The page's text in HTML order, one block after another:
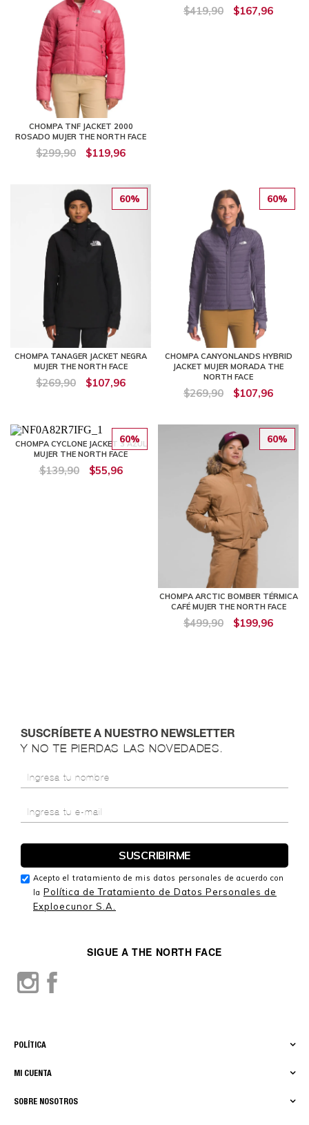
CHOMPA TNF JACKET 2000
ROSADO MUJER THE NORTH FACE
$299,90 $119,96
$419,90 $167,96
60%
CHOMPA TANAGER JACKET NEGRA
MUJER THE NORTH FACE
$269,90 $107,96
60%
CHOMPA CANYONLANDS HYBRID
JACKET MUJER MORADA THE
NORTH FACE
$269,90 $107,96
60%
CHOMPA CYCLONE JACKET 3 AZUL
MUJER THE NORTH FACE
$139,90 $55,96
60%
CHOMPA ARCTIC BOMBER TÉRMICA
CAFÉ MUJER THE NORTH FACE
$499,90 $199,96
SOBRE NOSOTROS
MI CUENTA
POLÍTICA
SIGUE A THE NORTH FACE
SUSCRÍBETE A NUESTRO NEWSLETTER
Y NO TE PIERDAS LAS NOVEDADES.
Acepto el tratamiento de mis datos personales de acuerdo con
la Política de Tratamiento de Datos Personales de
Exploecunor S.A.